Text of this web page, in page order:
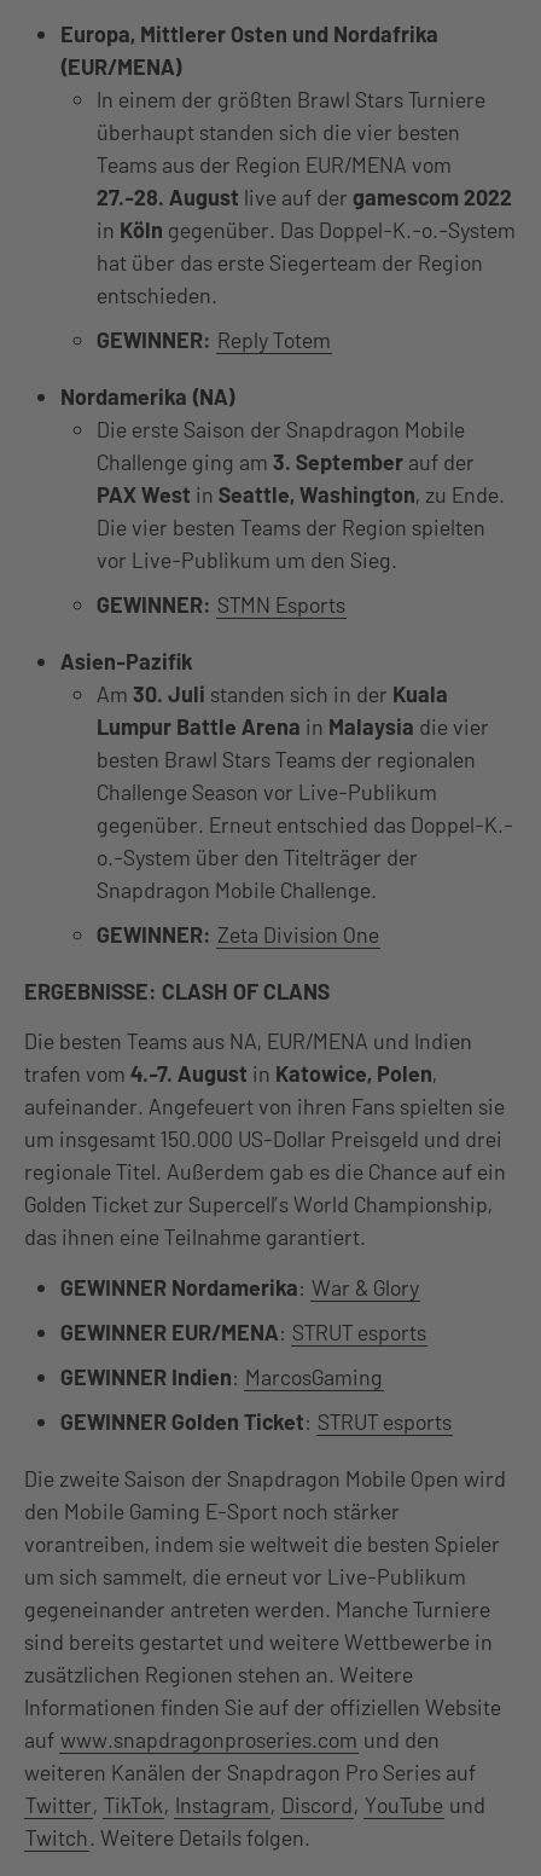
Europa, Mittlerer Osten und Nordafrika
(EUR/MENA)
In einem der größten Brawl Stars Turniere
überhaupt standen sich die vier besten
Teams aus der Region EUR/MENA vom
27.-28. August live auf der gamescom 2022
in Köln gegenüber. Das Doppel-K.-o.-System
hat über das erste Siegerteam der Region
entschieden.
GEWINNER: Reply Totem
Nordamerika (NA)
Die erste Saison der Snapdragon Mobile
Challenge ging am 3. September auf der
PAX West in Seattle, Washington, zu Ende.
Die vier besten Teams der Region spielten
vor Live-Publikum um den Sieg.
GEWINNER: STMN Esports
Asien-Pazifik
Am 30. Juli standen sich in der Kuala
Lumpur Battle Arena in Malaysia die vier
besten Brawl Stars Teams der regionalen
Challenge Season vor Live-Publikum
gegenüber. Erneut entschied das Doppel-K.-
o.-System über den Titelträger der
Snapdragon Mobile Challenge.
GEWINNER: Zeta Division One
ERGEBNISSE: CLASH OF CLANS
Die besten Teams aus NA, EUR/MENA und Indien
trafen vom 4.-7. August in Katowice, Polen,
aufeinander. Angefeuert von ihren Fans spielten sie
um insgesamt 150.000 US-Dollar Preisgeld und drei
regionale Titel. Außerdem gab es die Chance auf ein
Golden Ticket zur Supercell’s World Championship,
das ihnen eine Teilnahme garantiert.
GEWINNER Nordamerika: War & Glory
GEWINNER EUR/MENA: STRUT esports
GEWINNER Indien: MarcosGaming
GEWINNER Golden Ticket: STRUT esports
Die zweite Saison der Snapdragon Mobile Open wird
den Mobile Gaming E-Sport noch stärker
vorantreiben, indem sie weltweit die besten Spieler
um sich sammelt, die erneut vor Live-Publikum
gegeneinander antreten werden. Manche Turniere
sind bereits gestartet und weitere Wettbewerbe in
zusätzlichen Regionen stehen an. Weitere
Informationen finden Sie auf der offiziellen Website
auf www.snapdragonproseries.com und den
weiteren Kanälen der Snapdragon Pro Series auf
Twitter, TikTok, Instagram, Discord, YouTube und
Twitch. Weitere Details folgen.